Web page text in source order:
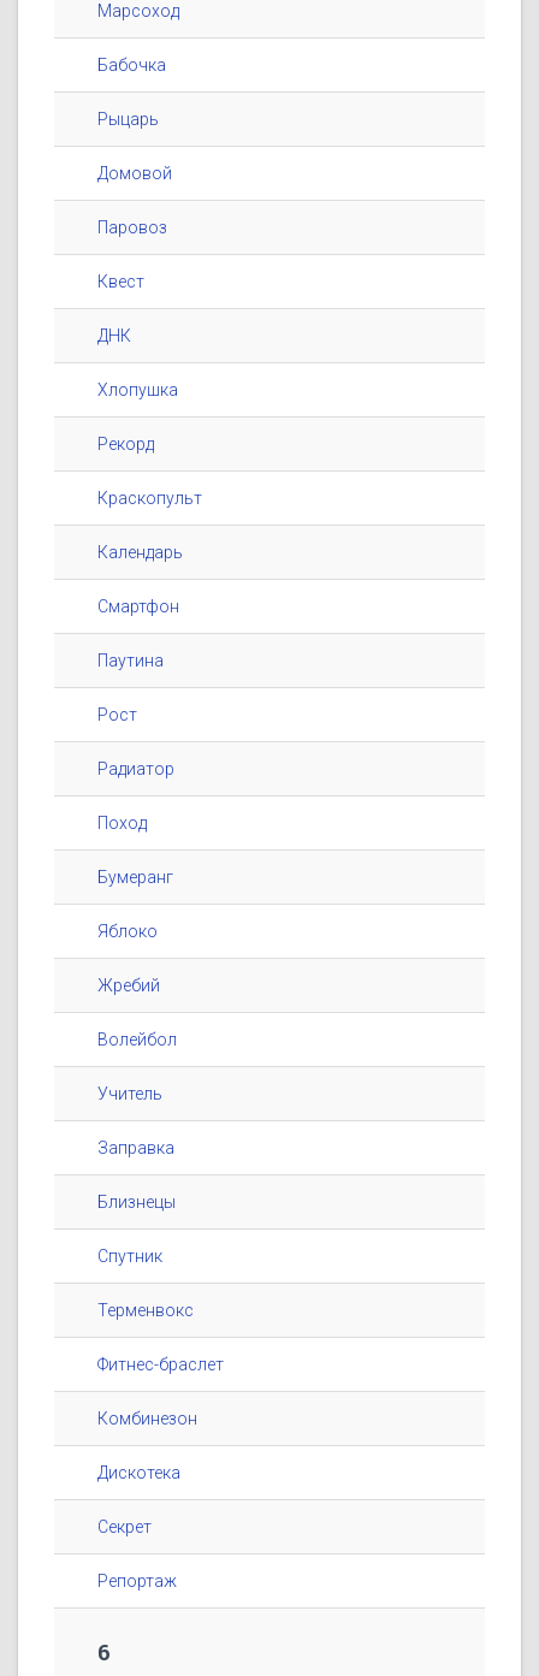
Марсоход
Бабочка
Рыцарь
Домовой
Паровоз
Квест
ДНК
Хлопушка
Рекорд
Краскопульт
Календарь
Смартфон
Паутина
Рост
Радиатор
Поход
Бумеранг
Яблоко
Жребий
Волейбол
Учитель
Заправка
Близнецы
Спутник
Терменвокс
Фитнес-браслет
Комбинезон
Дискотека
Секрет
Репортаж
6